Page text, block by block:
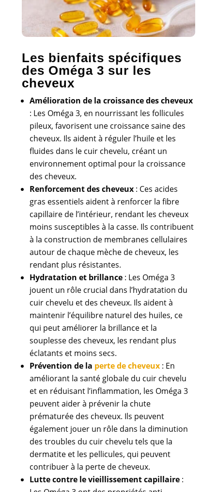
Les bienfaits spécifiques
des Oméga 3 sur les
cheveux
Amélioration de la croissance des cheveux
: Les Oméga 3, en nourrissant les follicules
pileux, favorisent une croissance saine des
cheveux. Ils aident à réguler l’huile et les
fluides dans le cuir chevelu, créant un
environnement optimal pour la croissance
des cheveux.
Renforcement des cheveux: Ces acides
gras essentiels aident à renforcer la fibre
capillaire de l’intérieur, rendant les cheveux
moins susceptibles à la casse. Ils contribuent
à la construction de membranes cellulaires
autour de chaque mèche de cheveux, les
rendant plus résistantes.
Hydratation et brillance: Les Oméga 3
jouent un rôle crucial dans l’hydratation du
cuir chevelu et des cheveux. Ils aident à
maintenir l’équilibre naturel des huiles, ce
qui peut améliorer la brillance et la
souplesse des cheveux, les rendant plus
éclatants et moins secs.
Prévention de la perte de cheveux: En
améliorant la santé globale du cuir chevelu
et en réduisant l’inflammation, les Oméga 3
peuvent aider à prévenir la chute
prématurée des cheveux. Ils peuvent
également jouer un rôle dans la diminution
des troubles du cuir chevelu tels que la
dermatite et les pellicules, qui peuvent
contribuer à la perte de cheveux.
Lutte contre le vieillissement capillaire: